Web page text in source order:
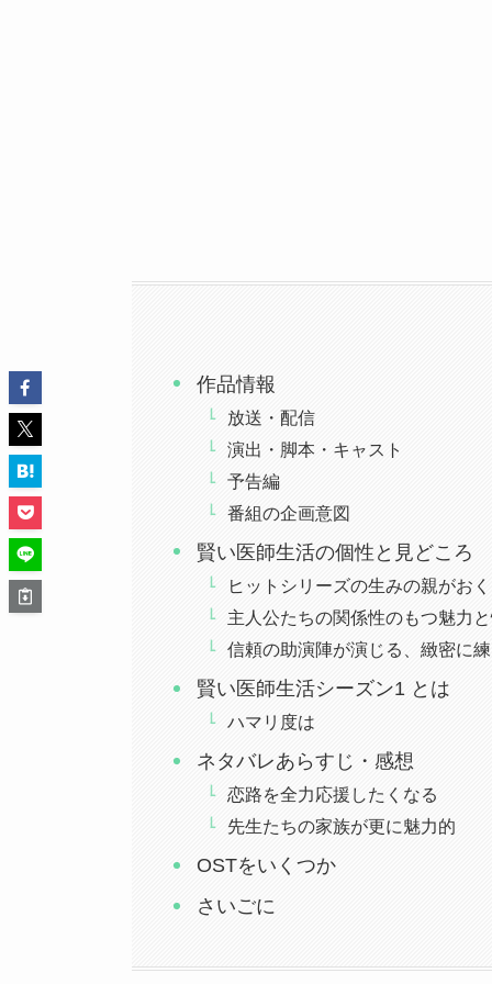
作品情報
放送・配信
演出・脚本・キャスト
予告編
番組の企画意図
賢い医師生活の個性と見どころ
ヒットシリーズの生みの親がお
主人公たちの関係性のもつ魅力
信頼の助演陣が演じる、緻密に
賢い医師生活シーズン1 とは
ハマリ度は
ネタバレあらすじ・感想
恋路を全力応援したくなる
先生たちの家族が更に魅力的
OSTをいくつか
さいごに